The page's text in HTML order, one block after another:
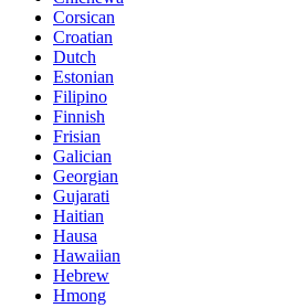
Corsican
Croatian
Dutch
Estonian
Filipino
Finnish
Frisian
Galician
Georgian
Gujarati
Haitian
Hausa
Hawaiian
Hebrew
Hmong